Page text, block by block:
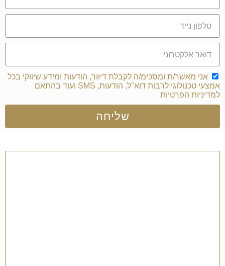
אני מאשר/ת ומסכימ/ה לקבלת דיוור, הודעות ומידע שיווקי בכל
אמצעי טכנולוגי לרבות דוא"ל, הודעות, SMS ועוד בהתאם
למדיניות הפרטיות
שליחה